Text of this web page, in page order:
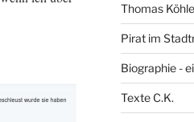
Thomas
Pirat im
Biographie -
Texte C.K.